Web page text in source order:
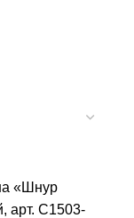
«Шнур
арт. С1503-